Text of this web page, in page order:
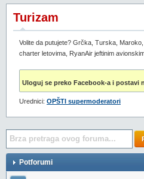
Turizam
Volite da putujete? Grčka, Turska,
charter letovima, RyanAir jeftinim
Uloguj se preko Facebook-a i postavi
Urednici: OPŠTI supermoderatori
Potforumi